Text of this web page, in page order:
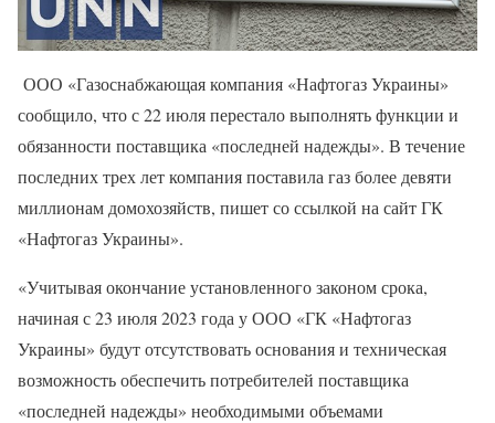
ООО «Газоснабжающая компания «Нафтогаз Украины»
сообщило, что с 22 июля перестало выполнять функции и
обязанности поставщика «последней надежды». В течение
последних трех лет компания поставила газ более девяти
миллионам домохозяйств, пишет со ссылкой на сайт ГК
«Нафтогаз Украины».
«Учитывая окончание установленного законом срока,
начиная с 23 июля 2023 года у ООО «ГК «Нафтогаз
Украины» будут отсутствовать основания и техническая
возможность обеспечить потребителей поставщика
«последней надежды» необходимыми объемами